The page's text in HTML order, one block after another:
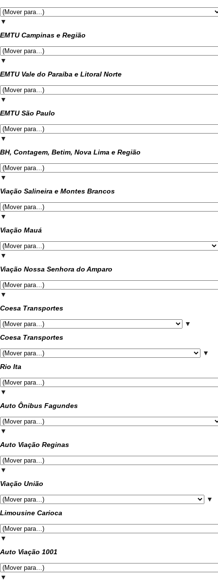
▼
EMTU Campinas e Região
▼
EMTU Vale do Paraíba e Litoral Norte
▼
EMTU São Paulo
▼
BH, Contagem, Betim, Nova Lima e Região
▼
Viação Salineira e Montes Brancos
▼
Viação Mauá
▼
Viação Nossa Senhora do Amparo
▼
Coesa Transportes
▼
Coesa Transportes
▼
Rio Ita
▼
Auto Ônibus Fagundes
▼
Auto Viação Reginas
▼
Viação União
▼
Limousine Carioca
▼
Auto Viação 1001
▼